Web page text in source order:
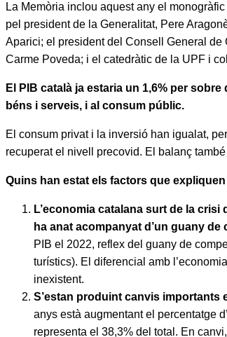
La Memòria inclou aquest any el
pel president de la Generalitat, Pere
Aparici; el president del Consell General
Carme Poveda; i el catedràtic de la UPF i
El PIB català ja estaria un 1,6% per
béns i serveis, i al consum públic.
El consum privat i la inversió han igualat,
recuperat el nivell precovid. El balanç
Quins han estat els factors que
L’economia catalana surt de la
ha anat acompanyat d’un guany de
PIB el 2022, reflex del guany de
turístics). El diferencial amb
inexistent.
S’estan produint canvis importants
anys està augmentant el percentatge
representa el 38,3% del total. En